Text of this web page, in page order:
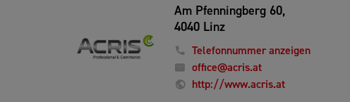
Am Pfenningberg 60,
4040 Linz
Telefonnummer anzeigen
office@acris.at
http://www.acris.at